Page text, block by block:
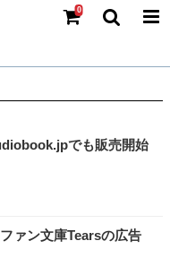
0
でも販売開始
ァン文庫Tearsの広告